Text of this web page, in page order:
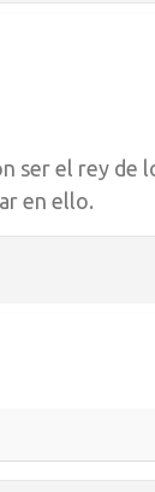
ser el rey de
en ello.